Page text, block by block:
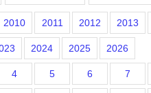
2010 2011 2012 2013
2024 2025 2026
4 5 6 7